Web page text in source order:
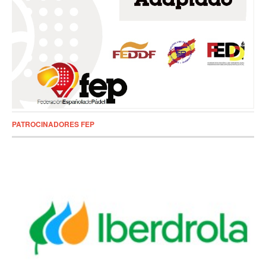
PATROCINADORES FEP